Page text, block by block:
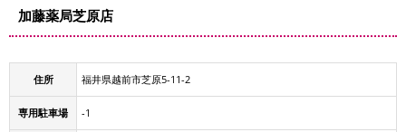
加藤薬局芝原店
住所 福井県越前市芝原5-11-2
専用駐車場 -1